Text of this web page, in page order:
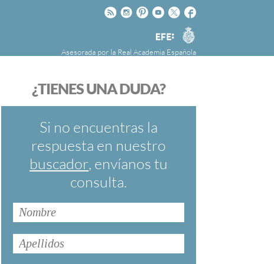
Facebook
Twitter
Youtube
Pinteres
Instagram
Rss
Agencia
EFE
Asesorada por la Real Academia Española
FundéuRAE es una fundación patrocinada por
cuyo objetivo es colaborar con el buen uso del
español en los medios de comunicación y en
Internet.
¿TIENES UNA DUDA?
Si no encuentras la
respuesta en nuestro
buscador, envíanos tu
consulta.